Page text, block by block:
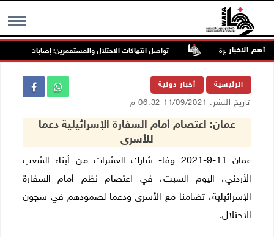
MENU أهم الاخبار تواصل انتهاكات الاحتلال والمستعمرين: إصابات واعتقالات
الرئيسية أخبار دولية
تاريخ النشر: 11/09/2021 06:32 م
عمان: اعتصام أمام السفارة الإسرائيلية دعما
للأسرى
عمان 11-9-2021 وفا- شارك العشرات من أبناء الشعب
الأردني، اليوم السبت، في اعتصام نظم أمام السفارة
الإسرائيلية، تضامنا مع الأسرى ودعما لصمودهم في سجون
الاحتلال.